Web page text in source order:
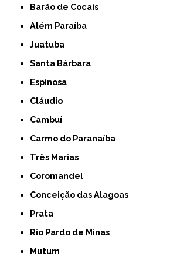
Barão de Cocais
Além Paraíba
Juatuba
Santa Bárbara
Espinosa
Cláudio
Cambuí
Carmo do Paranaíba
Três Marias
Coromandel
Conceição das Alagoas
Prata
Rio Pardo de Minas
Mutum